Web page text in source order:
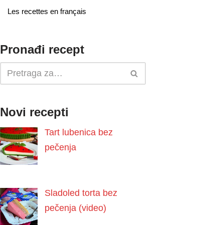
Les recettes en français
Pronađi recept
Novi recepti
Tart lubenica bez
pečenja
Sladoled torta bez
pečenja (video)